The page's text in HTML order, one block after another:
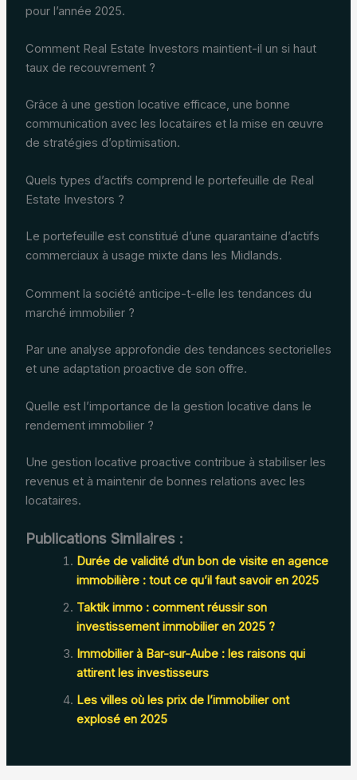
pour l’année 2025.
Comment Real Estate Investors maintient-il un si haut
taux de recouvrement ?
Grâce à une gestion locative efficace, une bonne
communication avec les locataires et la mise en œuvre
de stratégies d’optimisation.
Quels types d’actifs comprend le portefeuille de Real
Estate Investors ?
Le portefeuille est constitué d’une quarantaine d’actifs
commerciaux à usage mixte dans les Midlands.
Comment la société anticipe-t-elle les tendances du
marché immobilier ?
Par une analyse approfondie des tendances sectorielles
et une adaptation proactive de son offre.
Quelle est l’importance de la gestion locative dans le
rendement immobilier ?
Une gestion locative proactive contribue à stabiliser les
revenus et à maintenir de bonnes relations avec les
locataires.
Publications Similaires :
Durée de validité d’un bon de visite en agence
immobilière : tout ce qu’il faut savoir en 2025
Taktik immo : comment réussir son
investissement immobilier en 2025 ?
Immobilier à Bar-sur-Aube : les raisons qui
attirent les investisseurs
Les villes où les prix de l’immobilier ont
explosé en 2025